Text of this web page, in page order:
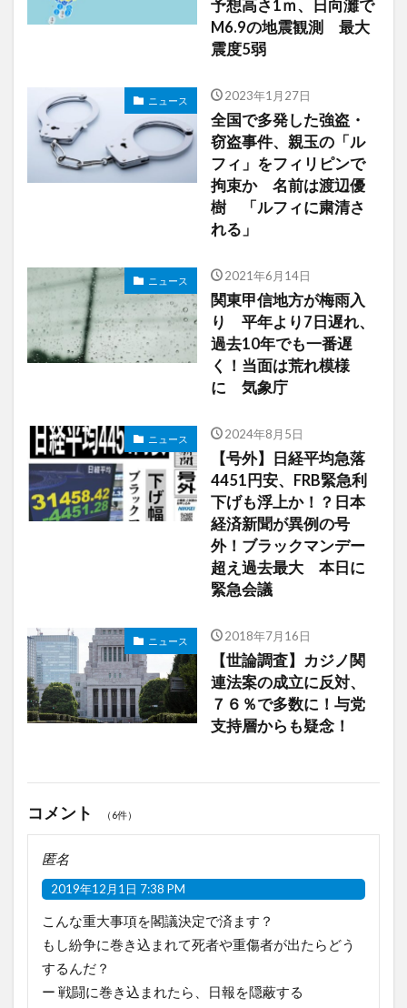
予想高さ1ｍ、日向灘で
M6.9の地震観測 最大
震度5弱
ニュース 2023年1月27日
全国で多発した強盗・
窃盗事件、親玉の「ル
フィ」をフィリピンで
拘束か 名前は渡辺優
樹 「ルフィに粛清さ
れる」
ニュース 2021年6月14日
関東甲信地方が梅雨入
り 平年より7日遅れ、
過去10年でも一番遅
く！当面は荒れ模様
に 気象庁
ニュース 2024年8月5日
【号外】日経平均急落
4451円安、FRB緊急利
下げも浮上か！？日本
経済新聞が異例の号
外！ブラックマンデー
超え過去最大 本日に
緊急会議
ニュース 2018年7月16日
【世論調査】カジノ関
連法案の成立に反対、
７６％で多数に！与党
支持層からも疑念！
コメント （6件）
匿名
2019年12月1日 7:38 PM
こんな重大事項を閣議決定で済ます？
もし紛争に巻き込まれて死者や重傷者が出たらどう
するんだ？
ー 戦闘に巻き込まれたら、日報を隠蔽する